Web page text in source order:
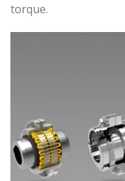
torque.